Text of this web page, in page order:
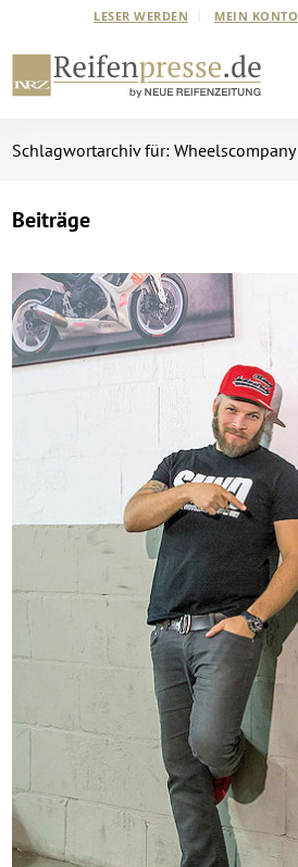
LESER WERDEN MEIN KONTO
Schlagwortarchiv für: Wheelscompany
Beiträge